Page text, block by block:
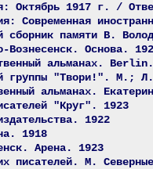
Октябрь 1917 г. /
Современная
сборник памяти В.
Вознесенск. Основа.
альманах.
группы "Твори!". М.;
альманах.
"Круг". 1923
1922
1918
Арена. 1923
писателей. М.